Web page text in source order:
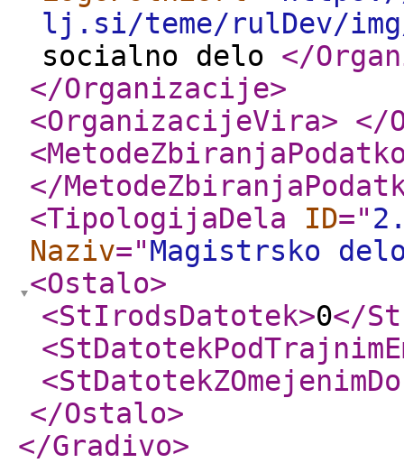
lj.si/teme/rulDev/
socialno delo </
</Organizacije>
<OrganizacijeVira> </
</
<TipologijaDela
ID="
Naziv="Magistrsko
<Ostalo>
<StIrodsDatotek>0</
</Ostalo>
</Gradivo>